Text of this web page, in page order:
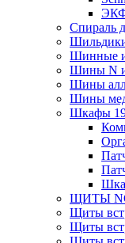
ЭКФ
Спираль
Шинные
Шины N и
Шины
Шины
Шкафы
ЩИТЫ
Щиты
Щиты